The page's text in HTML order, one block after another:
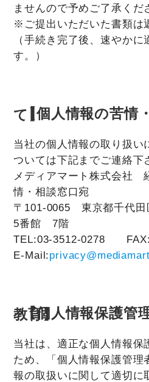
ませんので予めご了承くだ
※ご提出いただいた書類は
（手続き完了後、速やかに
す。）
【個人情報の苦情・相談窓口について】
当社の個人情報の取り扱い
ついては下記までご連絡下
メディアマート株式会社
情・相談窓口宛
〒101-0065 東京都千代
5番館 7階
TEL:03-3512-0278
E-Mail:
【個人情報保護管理者の任命および教育】
当社は、適正な個人情報保
ため、「個人情報保護管理
報の取扱いに関して適切に